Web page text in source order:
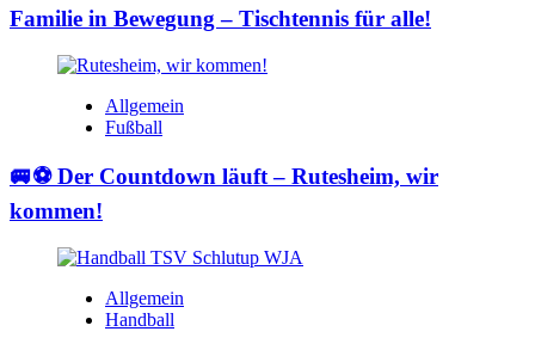
Familie in Bewegung – Tischtennis für alle!
Allgemein
Fußball
🚐⚽ Der Countdown läuft – Rutesheim, wir
kommen!
Allgemein
Handball